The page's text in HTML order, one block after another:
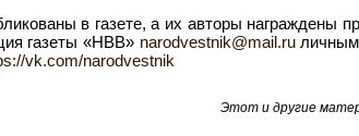
в газете, а их авторы награждены
газеты «НВВ» narodvestnik@mail.ruличным
vk.com/narodvestnik
Этот и другие